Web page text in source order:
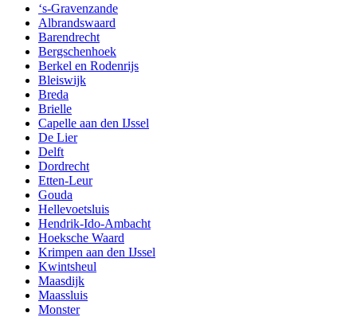
‘s-Gravenzande
Albrandswaard
Barendrecht
Bergschenhoek
Berkel en Rodenrijs
Bleiswijk
Breda
Brielle
Capelle aan den IJssel
De Lier
Delft
Dordrecht
Etten-Leur
Gouda
Hellevoetsluis
Hendrik-Ido-Ambacht
Hoeksche Waard
Krimpen aan den IJssel
Kwintsheul
Maasdijk
Maassluis
Monster